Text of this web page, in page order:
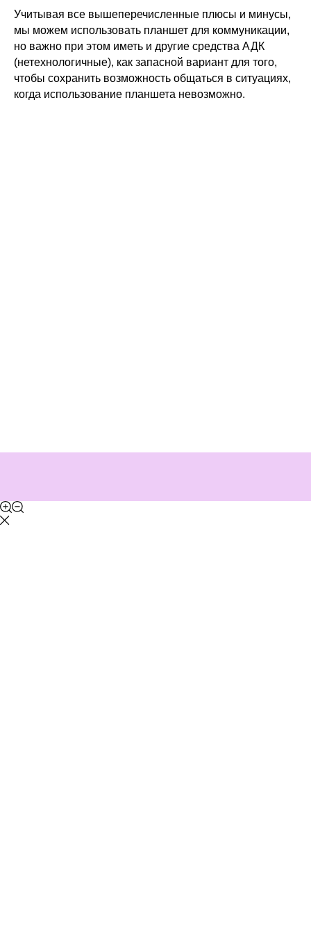
Учитывая все вышеперечисленные плюсы и минусы,
мы можем использовать планшет для коммуникации,
но важно при этом иметь и другие средства АДК
(нетехнологичные), как запасной вариант для того,
чтобы сохранить возможность общаться в ситуациях,
когда использование планшета невозможно.